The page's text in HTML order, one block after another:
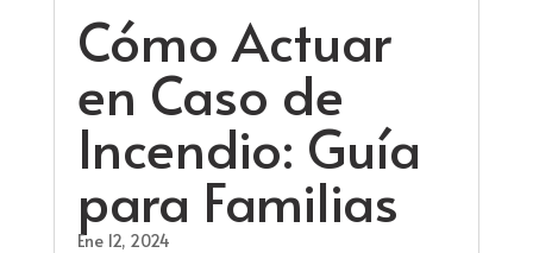
Cómo Actuar
en Caso de
Incendio: Guía
para Familias
Ene 12, 2024